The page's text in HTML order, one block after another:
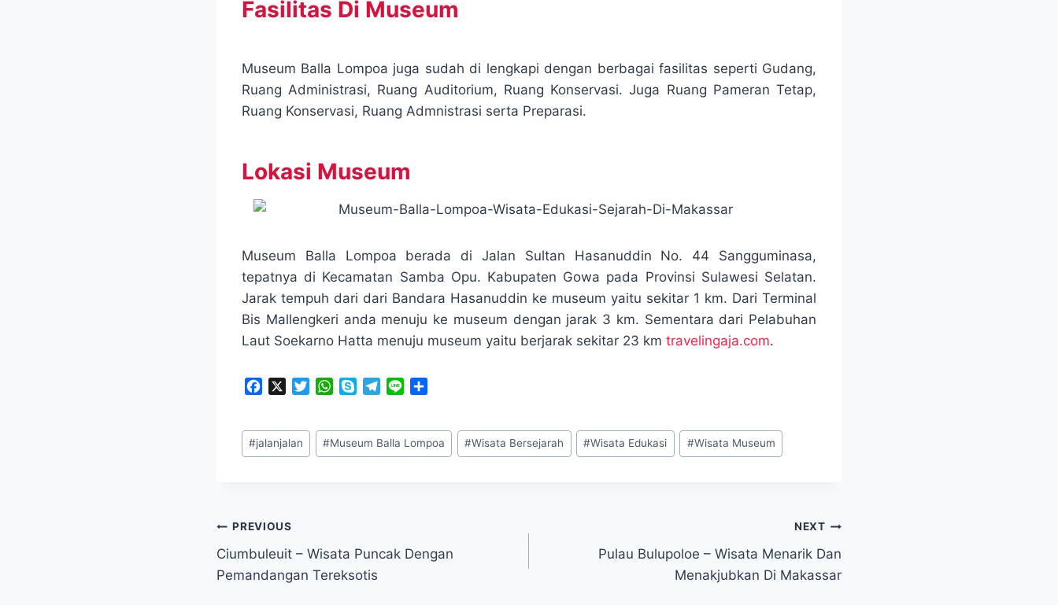
Fasilitas Di Museum
Museum Balla Lompoa juga sudah di lengkapi dengan berbagai fasilitas seperti Gudang,
Ruang Administrasi, Ruang Auditorium, Ruang Konservasi. Juga Ruang Pameran Tetap,
Ruang Konservasi, Ruang Admnistrasi serta Preparasi.
Lokasi Museum
Museum Balla Lompoa berada di Jalan Sultan Hasanuddin No. 44 Sangguminasa,
tepatnya di Kecamatan Samba Opu. Kabupaten Gowa pada Provinsi Sulawesi Selatan.
Jarak tempuh dari dari Bandara Hasanuddin ke museum yaitu sekitar 1 km. Dari Terminal
Bis Mallengkeri anda menuju ke museum dengan jarak 3 km. Sementara dari Pelabuhan
Laut Soekarno Hatta menuju museum yaitu berjarak sekitar 23 km travelingaja.com.
e
b
t
W
t
s
p
e
e
g
e
r
e
Post
Tags:
#jalanjalan #Museum Balla Lompoa #Wisata Bersejarah #Wisata Edukasi #Wisata Museum
Navigasi
pos
PREVIOUS
Ciumbuleuit – Wisata Puncak Dengan
Pemandangan Tereksotis
NEXT
Pulau Bulupoloe – Wisata Menarik Dan
Menakjubkan Di Makassar